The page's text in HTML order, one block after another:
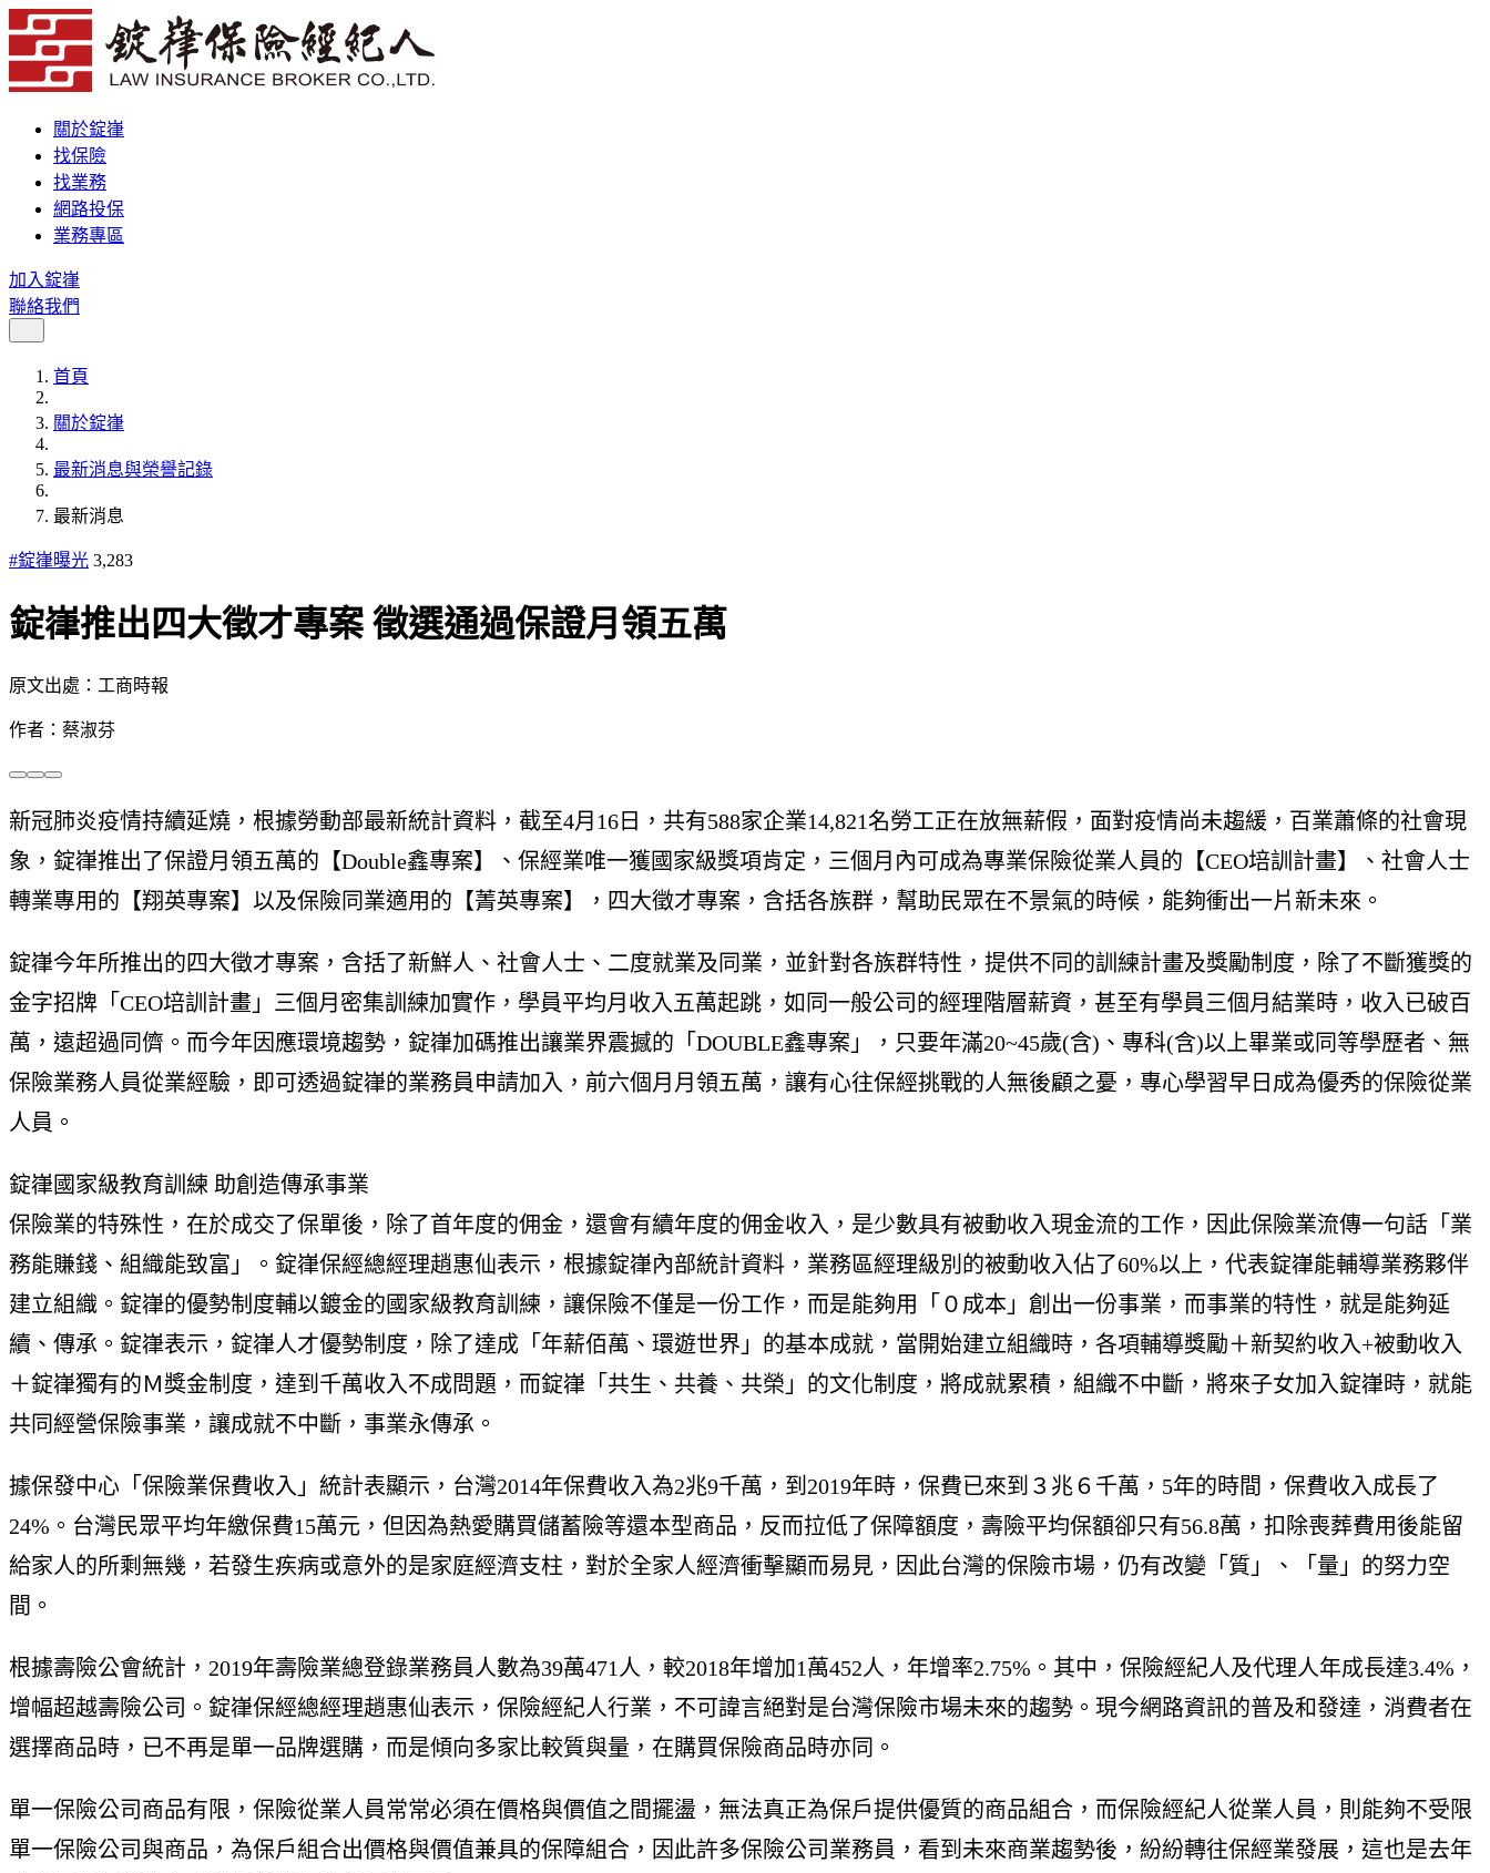
關於錠嵂
找保險
找業務
網路投保
業務專區
加入錠嵂
聯絡我們
首頁
關於錠嵂
最新消息與榮譽記錄
最新消息
#錠嵂曝光 3,283
錠嵂推出四大徵才專案 徵選通過保證月領五萬
原文出處：工商時報
作者：蔡淑芬
新冠肺炎疫情持續延燒，根據勞動部最新統計資料，截至4月16日，共有588家企業14,821名勞工正在放無薪假，面對疫情尚未趨緩，百業蕭條的社會現
象，錠嵂推出了保證月領五萬的【Double鑫專案】、保經業唯一獲國家級獎項肯定，三個月內可成為專業保險從業人員的【CEO培訓計畫】、社會人士
轉業專用的【翔英專案】以及保險同業適用的【菁英專案】，四大徵才專案，含括各族群，幫助民眾在不景氣的時候，能夠衝出一片新未來。
錠嵂今年所推出的四大徵才專案，含括了新鮮人、社會人士、二度就業及同業，並針對各族群特性，提供不同的訓練計畫及獎勵制度，除了不斷獲獎的
金字招牌「CEO培訓計畫」三個月密集訓練加實作，學員平均月收入五萬起跳，如同一般公司的經理階層薪資，甚至有學員三個月結業時，收入已破百
萬，遠超過同儕。而今年因應環境趨勢，錠嵂加碼推出讓業界震撼的「DOUBLE鑫專案」，只要年滿20~45歲(含)、專科(含)以上畢業或同等學歷者、無
保險業務人員從業經驗，即可透過錠嵂的業務員申請加入，前六個月月領五萬，讓有心往保經挑戰的人無後顧之憂，專心學習早日成為優秀的保險從業
人員。
錠嵂國家級教育訓練 助創造傳承事業
保險業的特殊性，在於成交了保單後，除了首年度的佣金，還會有續年度的佣金收入，是少數具有被動收入現金流的工作，因此保險業流傳一句話「業
務能賺錢、組織能致富」。錠嵂保經總經理趙惠仙表示，根據錠嵂內部統計資料，業務區經理級別的被動收入佔了60%以上，代表錠嵂能輔導業務夥伴
建立組織。錠嵂的優勢制度輔以鍍金的國家級教育訓練，讓保險不僅是一份工作，而是能夠用「０成本」創出一份事業，而事業的特性，就是能夠延
續、傳承。錠嵂表示，錠嵂人才優勢制度，除了達成「年薪佰萬、環遊世界」的基本成就，當開始建立組織時，各項輔導獎勵＋新契約收入+被動收入
＋錠嵂獨有的Ｍ獎金制度，達到千萬收入不成問題，而錠嵂「共生、共養、共榮」的文化制度，將成就累積，組織不中斷，將來子女加入錠嵂時，就能
共同經營保險事業，讓成就不中斷，事業永傳承。
據保發中心「保險業保費收入」統計表顯示，台灣2014年保費收入為2兆9千萬，到2019年時，保費已來到３兆６千萬，5年的時間，保費收入成長了
24%。台灣民眾平均年繳保費15萬元，但因為熱愛購買儲蓄險等還本型商品，反而拉低了保障額度，壽險平均保額卻只有56.8萬，扣除喪葬費用後能留
給家人的所剩無幾，若發生疾病或意外的是家庭經濟支柱，對於全家人經濟衝擊顯而易見，因此台灣的保險市場，仍有改變「質」、「量」的努力空
間。
根據壽險公會統計，2019年壽險業總登錄業務員人數為39萬471人，較2018年增加1萬452人，年增率2.75%。其中，保險經紀人及代理人年成長達3.4%，
增幅超越壽險公司。錠嵂保經總經理趙惠仙表示，保險經紀人行業，不可諱言絕對是台灣保險市場未來的趨勢。現今網路資訊的普及和發達，消費者在
選擇商品時，已不再是單一品牌選購，而是傾向多家比較質與量，在購買保險商品時亦同。
單一保險公司商品有限，保險從業人員常常必須在價格與價值之間擺盪，無法真正為保戶提供優質的商品組合，而保險經紀人從業人員，則能夠不受限
單一保險公司與商品，為保戶組合出價格與價值兼具的保障組合，因此許多保險公司業務員，看到未來商業趨勢後，紛紛轉往保經業發展，這也是去年